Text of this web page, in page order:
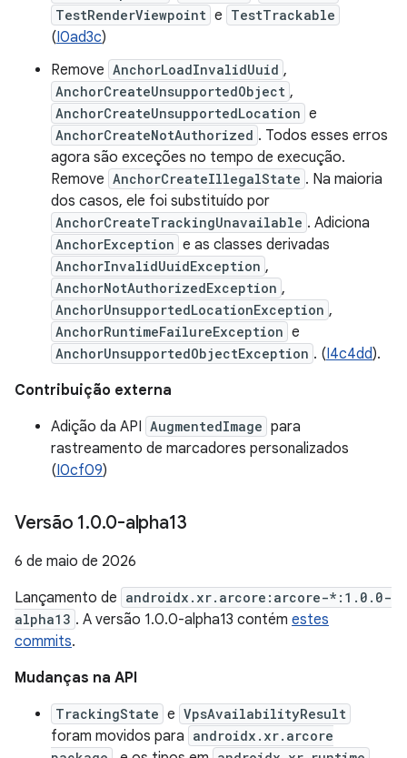
TestRenderViewpoint e TestTrackable
(I0ad3c)
Remove AnchorLoadInvalidUuid ,
AnchorCreateUnsupportedObject ,
AnchorCreateUnsupportedLocation e
AnchorCreateNotAuthorized . Todos esses erros
agora são exceções no tempo de execução.
Remove AnchorCreateIllegalState . Na maioria
dos casos, ele foi substituído por
AnchorCreateTrackingUnavailable . Adiciona
AnchorException e as classes derivadas
AnchorInvalidUuidException ,
AnchorNotAuthorizedException ,
AnchorUnsupportedLocationException ,
AnchorRuntimeFailureException e
AnchorUnsupportedObjectException . (I4c4dd).
Contribuição externa
Adição da API AugmentedImage para
rastreamento de marcadores personalizados
(I0cf09)
Versão 1.0.0-alpha13
6 de maio de 2026
Lançamento de androidx.xr.arcore:arcore-*:1.0.0-
alpha13 . A versão 1.0.0-alpha13 contém estes
commits.
Mudanças na API
TrackingState e VpsAvailabilityResult
foram movidos para androidx.xr.arcore